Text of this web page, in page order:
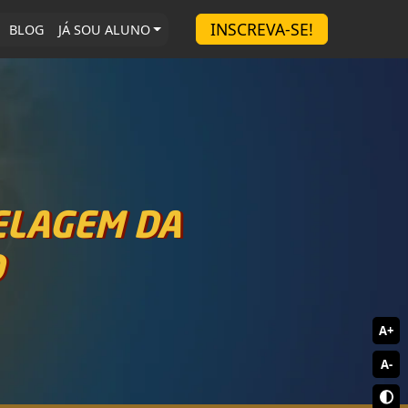
BLOG JÁ SOU ALUNO INSCREVA-SE!
DA
A+
A-